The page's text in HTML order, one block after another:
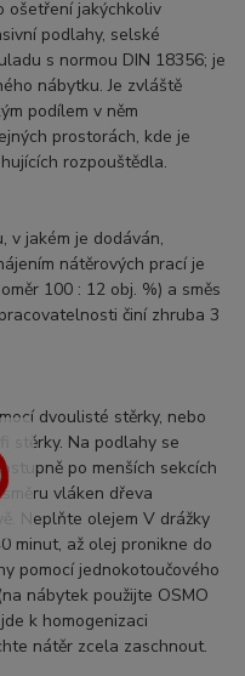
ošetření jakýchkoliv
podlahy, selské
s normou DIN 18356; je
nábytku. Je zvláště
podílem v něm
prostorách, kde je
rozpouštědla.
v jakém je dodáván,
nátěrových prací je
100 : 12 obj. %) a směs
činí zhruba 3
dvoulisté stěrky, nebo
stěrky. Na podlahy se
po menších sekcích
vláken dřeva
Neplňte olejem V drážky
minut, až olej pronikne do
pomocí jednokotoučového
nábytek použijte OSMO
k homogenizaci
nátěr zcela zaschnout.